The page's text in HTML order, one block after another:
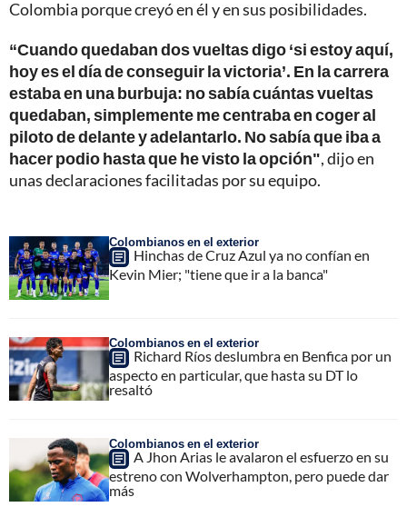
Colombia porque creyó en él y en sus posibilidades.
“Cuando quedaban dos vueltas digo ‘si estoy aquí,
hoy es el día de conseguir la victoria’. En la carrera
estaba en una burbuja: no sabía cuántas vueltas
quedaban, simplemente me centraba en coger al
piloto de delante y adelantarlo. No sabía que iba a
hacer podio hasta que he visto la opción", dijo en
unas declaraciones facilitadas por su equipo.
Colombianos en el exterior
Hinchas de Cruz Azul ya no confían en
Kevin Mier; "tiene que ir a la banca"
Colombianos en el exterior
Richard Ríos deslumbra en Benfica por un
aspecto en particular, que hasta su DT lo
resaltó
Colombianos en el exterior
A Jhon Arias le avalaron el esfuerzo en su
estreno con Wolverhampton, pero puede dar
más